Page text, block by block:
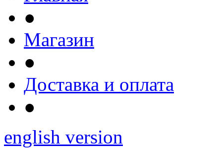
●
Магазин
●
Доставка и оплата
●
english version